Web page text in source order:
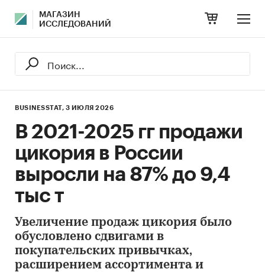
МАГАЗИН
ИССЛЕДОВАНИЙ
BUSINESSTAT, 3 ИЮЛЯ 2026
В 2021-2025 гг продажи
цикория в России
выросли на 87% до 9,4
тыс т
Увеличение продаж цикория было
обусловлено сдвигами в
покупательских привычках,
расширением ассортимента и